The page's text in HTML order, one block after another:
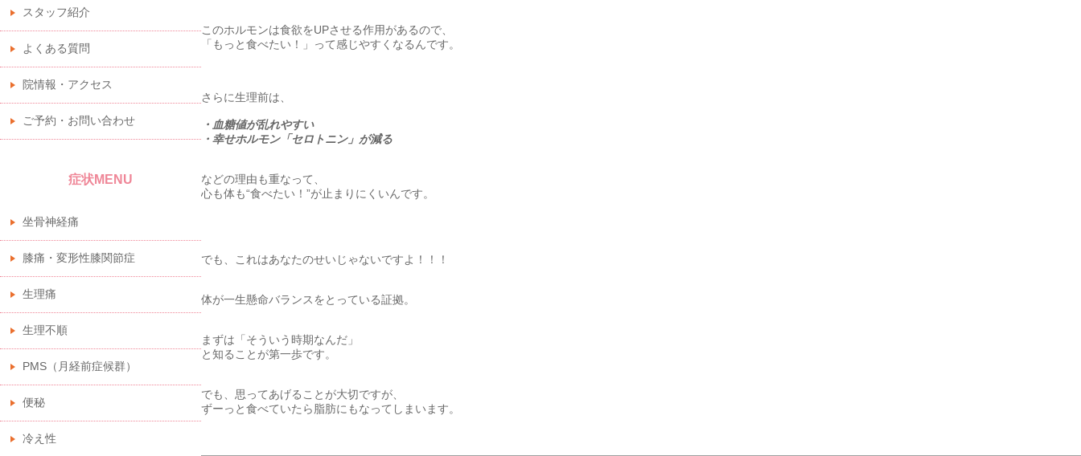
スタッフ紹介
よくある質問
院情報・アクセス
ご予約・お問い合わせ
症状MENU
坐骨神経痛
膝痛・変形性膝関節症
生理痛
生理不順
PMS（月経前症候群）
便秘
冷え性
このホルモンは食欲をUPさせる作用があるので、
「もっと食べたい！」って感じやすくなるんです。
さらに生理前は、
・血糖値が乱れやすい
・幸せホルモン「セロトニン」が減る
などの理由も重なって、
心も体も“食べたい！”が止まりにくいんです。
でも、これはあなたのせいじゃないですよ！！！
体が一生懸命バランスをとっている証拠。
まずは「そういう時期なんだ」
と知ることが第一歩です。
でも、思ってあげることが大切ですが、
ずーっと食べていたら脂肪にもなってしまいます。